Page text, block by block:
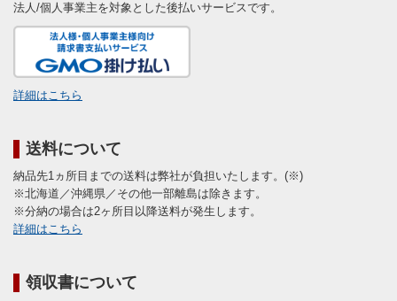
法人/個人事業主を対象とした後払いサービスです。
詳細はこちら
送料について
納品先1ヵ所目までの送料は弊社が負担いたします。(※)
※北海道／沖縄県／その他一部離島は除きます。
※分納の場合は2ヶ所目以降送料が発生します。
詳細はこちら
領収書について